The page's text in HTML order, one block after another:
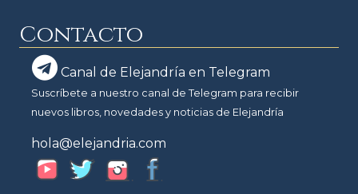
Contacto
Canal de Elejandría en Telegram
Suscríbete a nuestro canal de Telegram para recibir
nuevos libros, novedades y noticias de Elejandría
hola@elejandria.com